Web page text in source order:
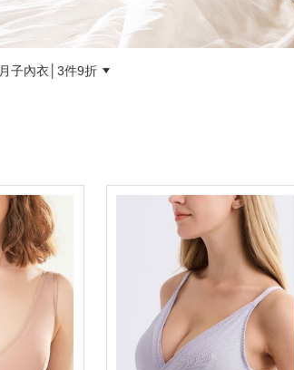
月子內衣│3件9折